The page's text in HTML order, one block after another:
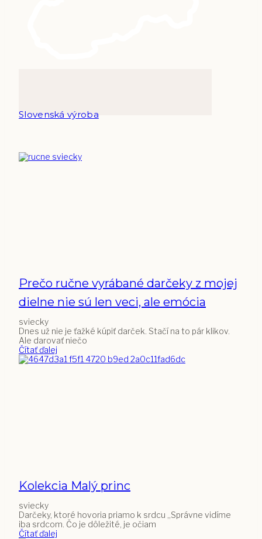
Slovenská výroba
Prečo ručne vyrábané darčeky z mojej
dielne nie sú len veci, ale emócia
sviecky
Dnes už nie je ťažké kúpiť darček. Stačí na to pár klikov.
Ale darovať niečo
Čítať ďalej
Kolekcia Malý princ
sviecky
Darčeky, ktoré hovoria priamo k srdcu „Správne vidíme
iba srdcom. Čo je dôležité, je očiam
Čítať ďalej